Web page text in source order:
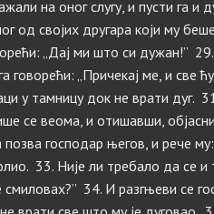
на оног слугу, и пусти га и
од својих другара који му
„Дај ми што си дужан!”
„Причекај ме, и све
у тамницу док не врати дуг.
се веома, и отишавши,
господар његов, и рече му:
33. Није ли требало да се и
смиловах?” 34. И разгњеви се